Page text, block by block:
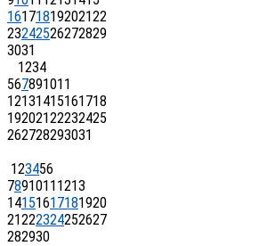
16171819202122
23242526272829
3031
1234
567891011
12131415161718
19202122232425
262728293031
123456
78910111213
14151617181920
21222324252627
282930